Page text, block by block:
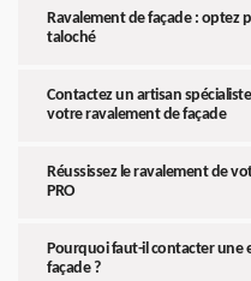
Ravalement de façade : optez
taloché
Contactez un artisan
votre ravalement de façade
Réussissez le ravalement de
PRO
Pourquoi faut-il contacter une
façade ?